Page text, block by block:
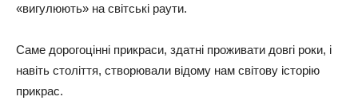
«вигулюють» на світські раути.
Саме дорогоцінні прикраси, здатні проживати довгі роки, і
навіть століття, створювали відому нам світову історію
прикрас.